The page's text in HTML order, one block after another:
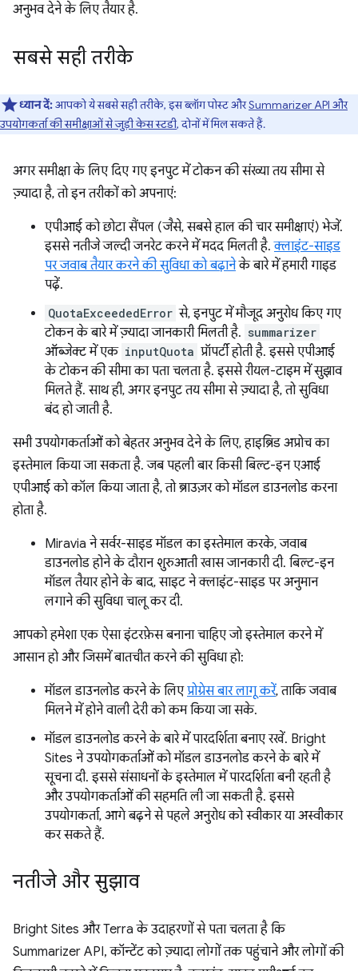
अनुभव देने के लिए तैयार है.
सबसे सही तरीके
ध्यान दें:आपको ये सबसे सही तरीके, इस ब्लॉग पोस्ट औरSummarizer API और
उपयोगकर्ता की समीक्षाओं से जुड़ी केस स्टडी, दोनों में मिल सकते हैं.
अगर समीक्षा के लिए दिए गए इनपुट में टोकन की संख्या तय सीमा से
ज़्यादा है, तो इन तरीकों को अपनाएं:
एपीआई को छोटा सैंपल (जैसे, सबसे हाल की चार समीक्षाएं) भेजें.
इससे नतीजे जल्दी जनरेट करने में मदद मिलती है.क्लाइंट-साइड
पर जवाब तैयार करने की सुविधा को बढ़ानेके बारे में हमारी गाइड
पढ़ें.
QuotaExceededError से, इनपुट में मौजूद अनुरोध किए गए
टोकन के बारे में ज़्यादा जानकारी मिलती है. summarizer
ऑब्जेक्ट में एक inputQuota प्रॉपर्टी होती है. इससे एपीआई
के टोकन की सीमा का पता चलता है. इससे रीयल-टाइम में सुझाव
मिलते हैं. साथ ही, अगर इनपुट तय सीमा से ज़्यादा है, तो सुविधा
बंद हो जाती है.
सभी उपयोगकर्ताओं को बेहतर अनुभव देने के लिए, हाइब्रिड अप्रोच का
इस्तेमाल किया जा सकता है. जब पहली बार किसी बिल्ट-इन एआई
एपीआई को कॉल किया जाता है, तो ब्राउज़र को मॉडल डाउनलोड करना
होता है.
Miravia ने सर्वर-साइड मॉडल का इस्तेमाल करके, जवाब
डाउनलोड होने के दौरान शुरुआती खास जानकारी दी. बिल्ट-इन
मॉडल तैयार होने के बाद, साइट ने क्लाइंट-साइड पर अनुमान
लगाने की सुविधा चालू कर दी.
आपको हमेशा एक ऐसा इंटरफ़ेस बनाना चाहिए जो इस्तेमाल करने में
आसान हो और जिसमें बातचीत करने की सुविधा हो:
मॉडल डाउनलोड करने के लिएप्रोग्रेस बार लागू करें, ताकि जवाब
मिलने में होने वाली देरी को कम किया जा सके.
मॉडल डाउनलोड करने के बारे में पारदर्शिता बनाए रखें. Bright
Sites ने उपयोगकर्ताओं को मॉडल डाउनलोड करने के बारे में
सूचना दी. इससे संसाधनों के इस्तेमाल में पारदर्शिता बनी रहती है
और उपयोगकर्ताओं की सहमति ली जा सकती है. इससे
उपयोगकर्ता, आगे बढ़ने से पहले अनुरोध को स्वीकार या अस्वीकार
कर सकते हैं.
नतीजे और सुझाव
Bright Sites और Terra के उदाहरणों से पता चलता है कि
Summarizer API, कॉन्टेंट को ज़्यादा लोगों तक पहुंचाने और लोगों की